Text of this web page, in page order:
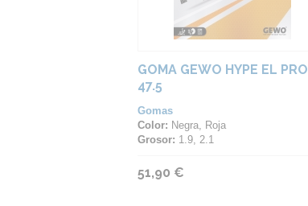
GOMA GEWO HYPE EL PRO
47.5
Gomas
Color: Negra, Roja
Grosor: 1.9, 2.1
51,90 €